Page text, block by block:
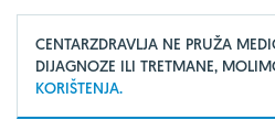
CENTARZDRAVLJA NE PRUŽA
DIJAGNOZE ILI TRETMANE,
KORIŠTENJA.